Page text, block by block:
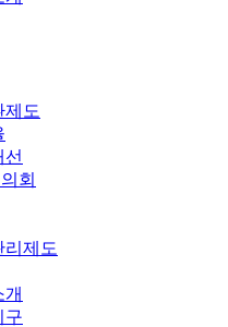
제도
회
리제도
구